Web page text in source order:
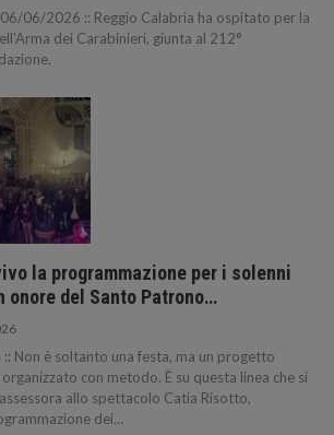
06/06/2026 :: Reggio Calabria ha ospitato per la
dei Carabinieri, giunta al 212°
la programmazione per i solenni
del Santo Patrono…
Non è soltanto una festa, ma un progetto
con metodo. È su questa linea che si
allo spettacolo Catia Risotto,
dei…